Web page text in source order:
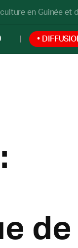
en Guinée et
•
de